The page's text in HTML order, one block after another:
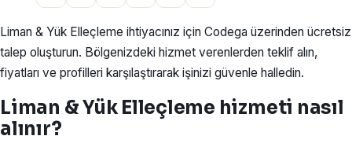
Liman & Yük Elleçleme ihtiyacınız için Codega üzerinden ücretsiz
talep oluşturun. Bölgenizdeki hizmet verenlerden teklif alın,
fiyatları ve profilleri karşılaştırarak işinizi güvenle halledin.
Liman & Yük Elleçleme hizmeti nasıl
alınır?